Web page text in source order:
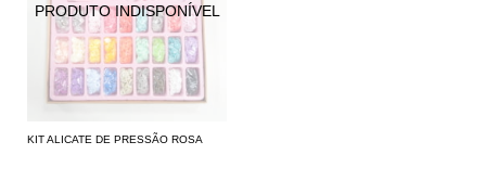
KIT ALICATE DE PRESSÃO ROSA